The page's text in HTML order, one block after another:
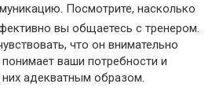
Посмотрите, насколько
вы общаетесь с тренером.
что он внимательно
ваши потребности и
них адекватным образом.